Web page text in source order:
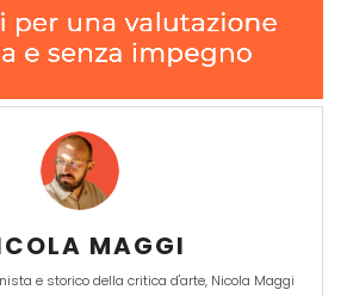
MAGGI
e storico della critica d'arte, Nicola Maggi